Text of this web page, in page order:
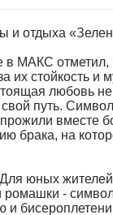
и отдыха
МАКС отметил,
их стойкость и
любовь не
путь.
вместе
брака, на
юных
ромашки -